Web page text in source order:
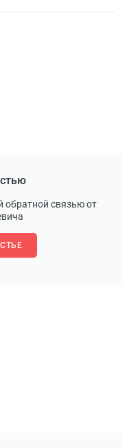
обратной связью от